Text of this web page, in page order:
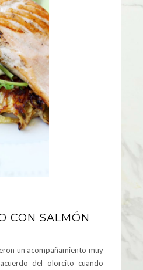
CON SALMÓN
un acompañamiento muy
del olorcito cuando